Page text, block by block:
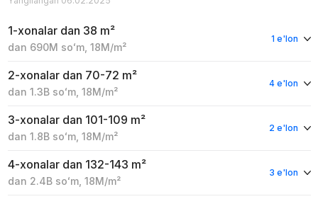
1-xonalar dan 38 m²
dan 690M soʻm, 18M/m²
1 e'lon
2-xonalar dan 70-72 m²
dan 1.3B soʻm, 18M/m²
4 e'lon
3-xonalar dan 101-109 m²
dan 1.8B soʻm, 18M/m²
2 e'lon
4-xonalar dan 132-143 m²
dan 2.4B soʻm, 18M/m²
3 e'lon